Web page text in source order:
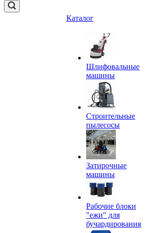
Каталог
Шлифовальные
машины
Строительные
пылесосы
Затирочные
машины
Рабочие блоки
"ежи" для
бучардирования